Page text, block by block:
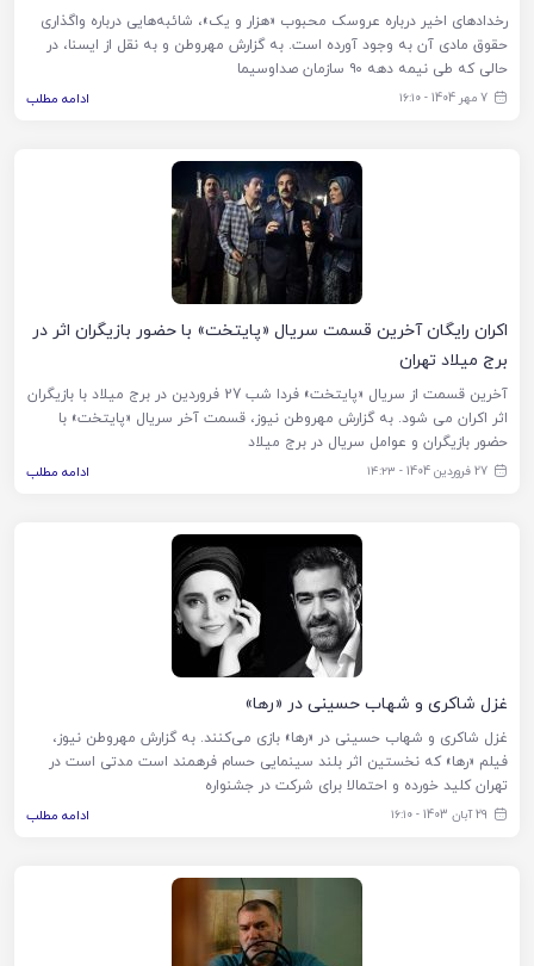
رخدادهای اخیر درباره عروسک محبوب «هزار و یک»، شائبه‌هایی درباره واگذاری
حقوق مادی آن به وجود آورده است. به گزارش مهروطن و به نقل از ایسنا، در
حالی که طی نیمه دهه ۹۰ سازمان صداوسیما
7 مهر 1404 - ۱۶:۱۰ ادامه مطلب
اکران رایگان آخرین قسمت سریال «پایتخت» با حضور بازیگران اثر در
برج میلاد تهران
آخرین قسمت از سریال «پایتخت» فردا شب 27 فروردین در برج میلاد با بازیگران
اثر اکران می شود. به گزارش مهروطن نیوز، قسمت آخر سریال «پایتخت» با
حضور بازیگران و عوامل سریال در برج میلاد
27 فروردین 1404 - ۱۴:۲۳ ادامه مطلب
غزل شاکری و شهاب حسینی در «رها»
غزل شاکری و شهاب حسینی در «رها» بازی می‌کنند. به گزارش مهروطن نیوز،
فیلم «رها» که نخستین اثر بلند سینمایی حسام فرهمند است مدتی است در
تهران کلید خورده و احتمالا برای شرکت در جشنواره
29 آبان 1403 - ۱۶:۱۰ ادامه مطلب